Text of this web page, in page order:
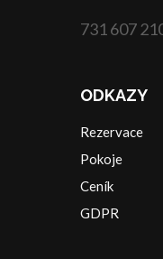
731 607
ODKAZY
Rezervace
Pokoje
Ceník
GDPR